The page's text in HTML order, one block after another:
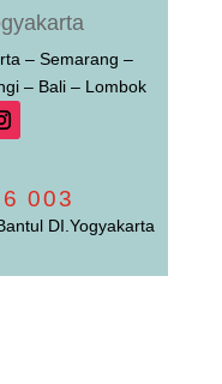
– Semarang –
– Bali – Lombok
003
DI.Yogyakarta